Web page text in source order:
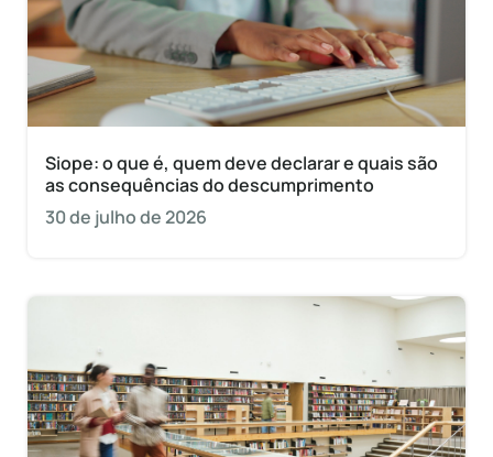
Siope: o que é, quem deve declarar e quais são
as consequências do descumprimento
30 de julho de 2026